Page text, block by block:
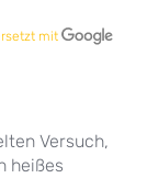
mit
Versuch,
heißes